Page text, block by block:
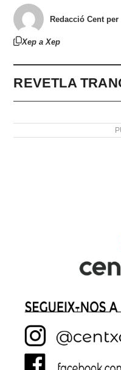
Redacció Cent per
Xep a Xep
REVETLA